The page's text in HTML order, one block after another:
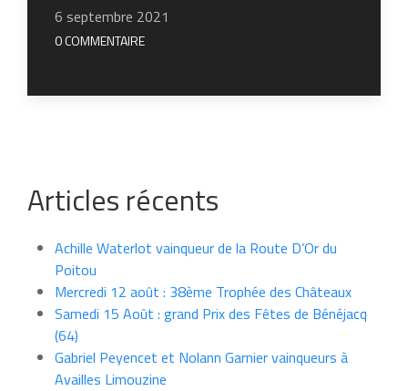
6 septembre 2021
0 COMMENTAIRE
Articles récents
Achille Waterlot vainqueur de la Route D’Or du
Poitou
Mercredi 12 août : 38ème Trophée des Châteaux
Samedi 15 Août : grand Prix des Fêtes de Bénéjacq
(64)
Gabriel Peyencet et Nolann Garnier vainqueurs à
Availles Limouzine